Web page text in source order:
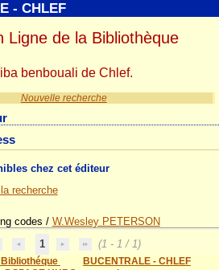
Nouvelle recherche
chez cet éditeur
recherche
codes / W.Wesley PETERSON
1
(1 - 1 / 1)
BUCENTRALE - CHLEF
- CHLEF
Ligne de la Bibliothèque
benbouali de Chlef.